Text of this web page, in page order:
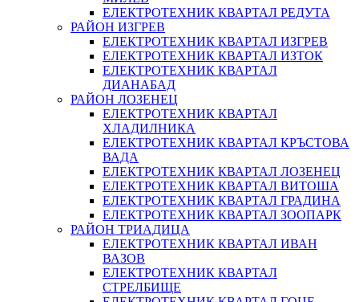
ЕЛЕКТРОТЕХНИК КВАРТАЛ РЕДУТА
РАЙОН ИЗГРЕВ
ЕЛЕКТРОТЕХНИК КВАРТАЛ ИЗГРЕВ
ЕЛЕКТРОТЕХНИК КВАРТАЛ ИЗТОК
ЕЛЕКТРОТЕХНИК КВАРТАЛ
ДИАНАБАД
РАЙОН ЛОЗЕНЕЦ
ЕЛЕКТРОТЕХНИК КВАРТАЛ
ХЛАДИЛНИКА
ЕЛЕКТРОТЕХНИК КВАРТАЛ КРЪСТОВА
ВАДА
ЕЛЕКТРОТЕХНИК КВАРТАЛ ЛОЗЕНЕЦ
ЕЛЕКТРОТЕХНИК КВАРТАЛ ВИТОША
ЕЛЕКТРОТЕХНИК КВАРТАЛ ГРАДИНА
ЕЛЕКТРОТЕХНИК КВАРТАЛ ЗООПАРК
РАЙОН ТРИАДИЦА
ЕЛЕКТРОТЕХНИК КВАРТАЛ ИВАН
ВАЗОВ
ЕЛЕКТРОТЕХНИК КВАРТАЛ
СТРЕЛБИЩЕ